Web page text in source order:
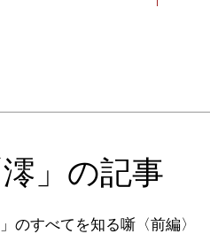
」の記事
のすべてを知る噺〈前編〉